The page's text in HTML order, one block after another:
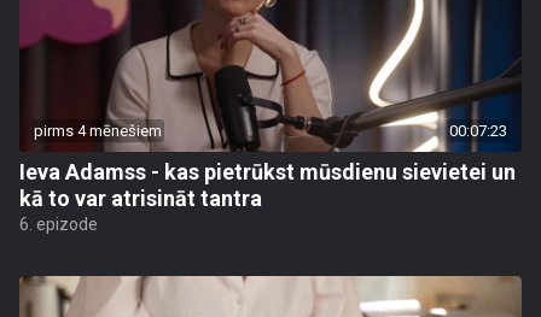
pirms 4 mēnešiem 00:07:23
Ieva Adamss - kas pietrūkst mūsdienu sievietei un
kā to var atrisināt tantra
6. epizode